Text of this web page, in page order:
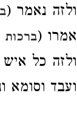
ולזה נאמר (
אמרו (
ולזה כל
ועבד וסומא